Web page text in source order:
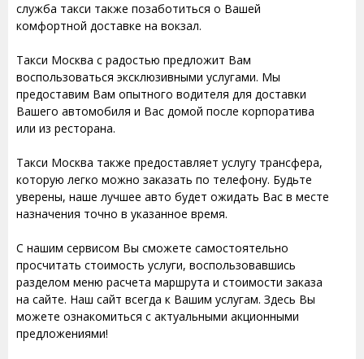
служба такси также позаботиться о Вашей
комфортной доставке на вокзал.
Такси Москва с радостью предложит Вам
воспользоваться эксклюзивными услугами. Мы
предоставим Вам опытного водителя для доставки
Вашего автомобиля и Вас домой после корпоратива
или из ресторана.
Такси Москва также предоставляет услугу трансфера,
которую легко можно заказать по телефону. Будьте
уверены, наше лучшее авто будет ожидать Вас в месте
назначения точно в указанное время.
С нашим сервисом Вы сможете самостоятельно
просчитать стоимость услуги, воспользовавшись
разделом меню расчета маршрута и стоимости заказа
на сайте. Наш сайт всегда к Вашим услугам. Здесь Вы
можете ознакомиться с актуальными акционными
предложениями!